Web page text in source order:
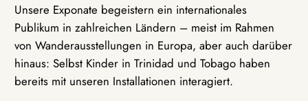
Unsere Exponate begeistern ein internationales
Publikum in zahlreichen Ländern – meist im Rahmen
von Wanderausstellungen in Europa, aber auch darüber
hinaus: Selbst Kinder in Trinidad und Tobago haben
bereits mit unseren Installationen interagiert.